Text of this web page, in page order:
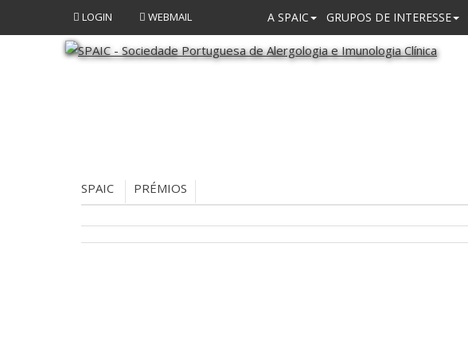
A SPAIC GRUPOS DE INTERESSE
LOGIN WEBMAIL
SPAIC PRÉMIOS